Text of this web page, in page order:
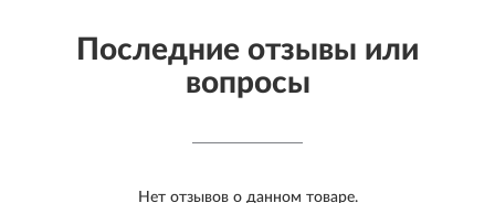
Последние отзывы или
вопросы
Нет отзывов о данном товаре.